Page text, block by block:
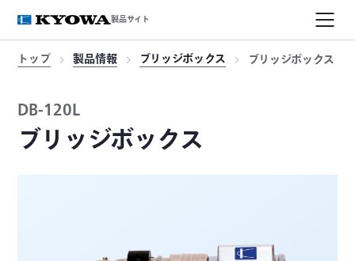
製品サイト
トップ 製品情報 ブリッジボックス ブリッジボックス
DB-120L
ブリッジボックス